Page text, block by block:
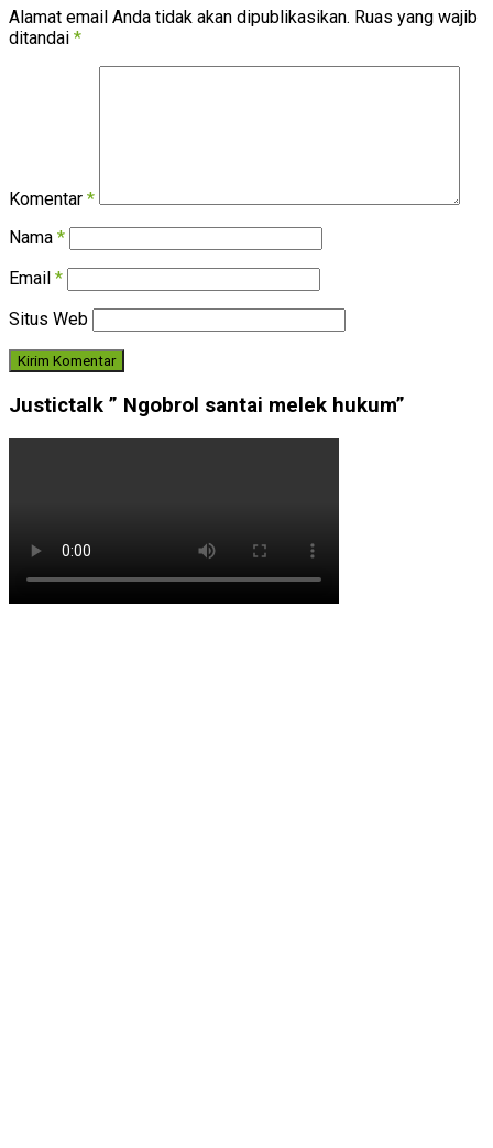
Alamat email Anda tidak akan dipublikasikan. Ruas yang wajib
ditandai *
Komentar *
Nama *
Email *
Situs Web
Justictalk ” Ngobrol santai melek hukum”